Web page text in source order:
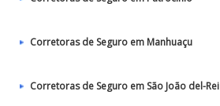
Corretoras de Seguro em Manhuaçu
Corretoras de Seguro em São João del-Rei